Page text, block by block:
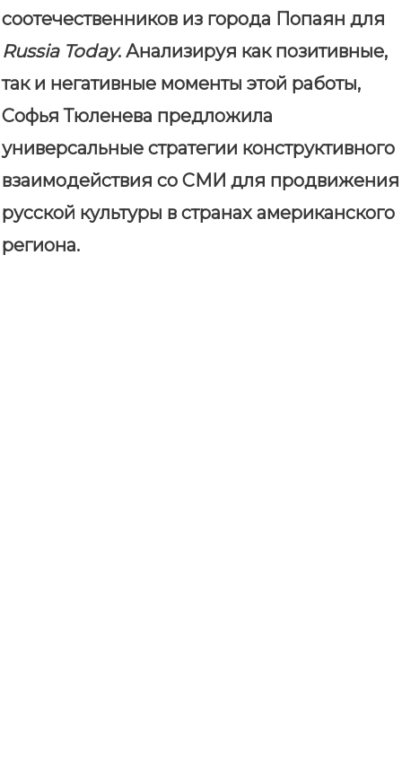
соотечественников из города Попаян для
Russia Today. Анализируя как позитивные,
так и негативные моменты этой работы,
Софья Тюленева предложила
универсальные стратегии конструктивного
взаимодействия со СМИ для продвижения
русской культуры в странах американского
региона.